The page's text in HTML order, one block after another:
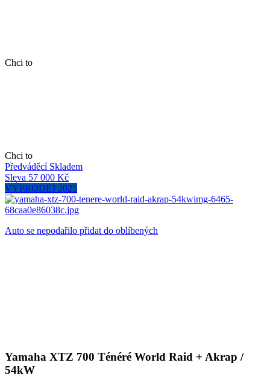
Chci to
Chci to
Předváděcí Skladem
Sleva 57 000 Kč
VÝPRODEJ 2025
Auto se nepodařilo přidat do oblíbených
Yamaha XTZ 700 Ténéré World Raid + Akrap /
54kW